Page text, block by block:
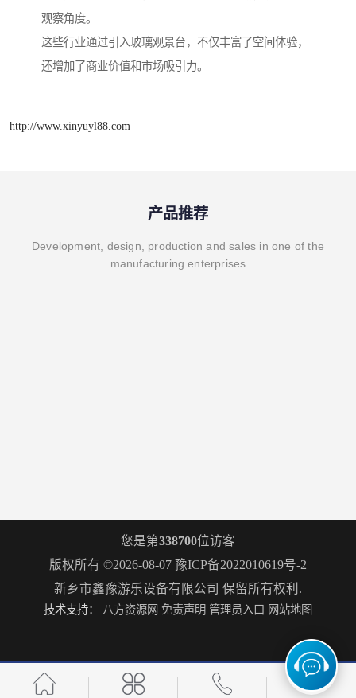
观察角度。
这些行业通过引入玻璃观景台，不仅丰富了空间体验，
还增加了商业价值和市场吸引力。
http://www.xinyuyl88.com
产品推荐
Development, design, production and sales in one of the
manufacturing enterprises
您是第338700位访客
版权所有 ©2026-08-07 豫ICP备2022010619号-2
新乡市鑫豫游乐设备有限公司 保留所有权利.
技术支持： 八方资源网 免责声明 管理员入口 网站地图